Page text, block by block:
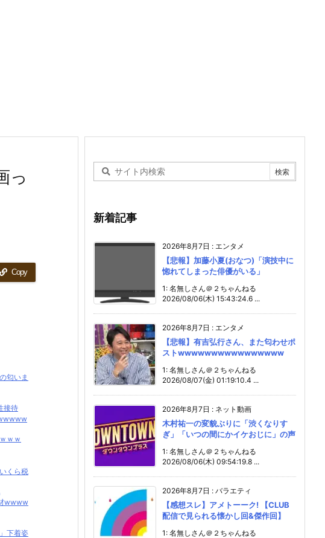
っ
Copy
匂いま
接待
ｗｗ
くら税
wwww
下着姿
新着記事
2026年8月7日 : エンタメ
【悲報】加藤小夏(おなつ)「演技中に
惚れてしまった俳優がいる」
1: 名無しさん＠２ちゃんねる
2026/08/06(木) 15:43:24.6 ...
2026年8月7日 : エンタメ
【悲報】有吉弘行さん、また匂わせポ
ストwwwwwwwwwwwwwwww
1: 名無しさん＠２ちゃんねる
2026/08/07(金) 01:19:10.4 ...
2026年8月7日 : ネット動画
木村祐一の変貌ぶりに「渋くなりす
ぎ」「いつの間にかイケおじに」の声
1: 名無しさん＠２ちゃんねる
2026/08/06(木) 09:54:19.8 ...
2026年8月7日 : バラエティ
【感想スレ】アメトーーク! 【CLUB
配信で見られる懐かし回&傑作回】
1: 名無しさん＠２ちゃんねる